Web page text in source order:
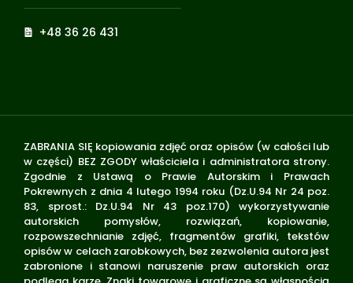
+48 36 26 431
ZABRANIA SIĘ kopiowania zdjęć oraz opisów (w całości lub
w części) BEZ ZGODY właściciela i administratora strony.
Zgodnie z Ustawą o Prawie Autorskim i Prawach
Pokrewnych z dnia 4 lutego 1994 roku (Dz.U.94 Nr 24 poz.
83, sprost.: Dz.U.94 Nr 43 poz.170) wykorzystywanie
autorskich pomysłów, rozwiązań, kopiowanie,
rozpowszechnianie zdjęć, fragmentów grafiki, tekstów
opisów w celach zarobkowych, bez zezwolenia autora jest
zabronione i stanowi naruszenie praw autorskich oraz